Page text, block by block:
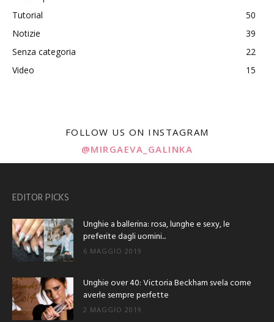
Tutorial
50
Notizie
39
Senza categoria
22
Video
15
FOLLOW US ON INSTAGRAM
@MIRGAEVA_GALINKA
EDITOR PICKS
Unghie a ballerina: rosa, lunghe e sexy, le
preferite dagli uomini...
6 MAGGIO 2019
Unghie over 40: Victoria Beckham svela come
averle sempre perfette
2 MAGGIO 2019